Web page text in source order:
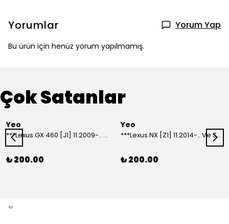
Yorumlar Yorum Yap
Bu ürün için henüz yorum yapılmamış.
Çok Satanlar
Yeo
***Lexus GX 460 [J1] 11.2009-.. Ve Sonrası Model Yılları İçin Uyumlu Yeo Arka Silecek
₺ 200.00
Yeo
***Lexus NX [Z1] 11.2014-.. Ve Sonrası Model Yılları İçin Uyumlu Yeo Arka Silecek
₺ 200.00